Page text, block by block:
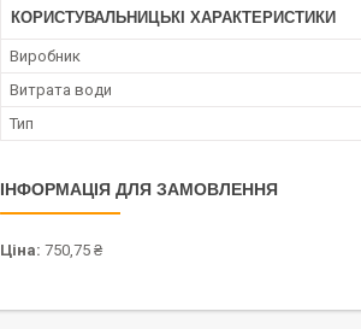
КОРИСТУВАЛЬНИЦЬКІ ХАРАКТЕРИСТИКИ
Виробник
Витрата води
Тип
ІНФОРМАЦІЯ ДЛЯ ЗАМОВЛЕННЯ
Ціна: 750,75 ₴